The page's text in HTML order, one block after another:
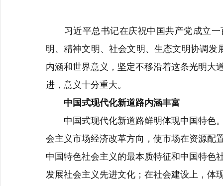
习近平总书记在庆祝中国共产党成立
明、精神文明、社会文明、生态文明协调
内涵和世界意义，坚定不移沿着这条光明大
进，意义十分重大。
中国式现代化新道路内涵丰富
中国式现代化新道路鲜明体现中国特色
会主义市场经济改革方向，使市场在资源配
中国特色社会主义的最本质特征和中国特色
发展社会主义先进文化；在社会建设上，体